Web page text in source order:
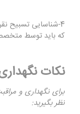
4-شناسایی تسبیح
که باید توسط
نکات
برای نگهداری و
نظر بگیرید: